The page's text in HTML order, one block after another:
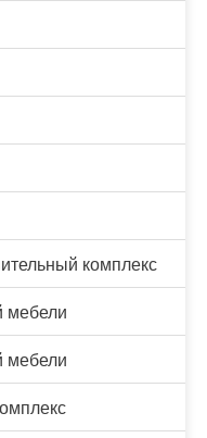
комплекс
мебели
мебели